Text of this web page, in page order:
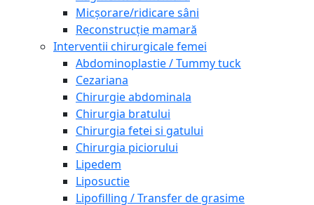
Micșorare/ridicare sâni
Reconstrucție mamară
Interventii chirurgicale femei
Abdominoplastie / Tummy tuck
Cezariana
Chirurgie abdominala
Chirurgia bratului
Chirurgia fetei si gatului
Chirurgia piciorului
Lipedem
Liposuctie
Lipofilling / Transfer de grasime